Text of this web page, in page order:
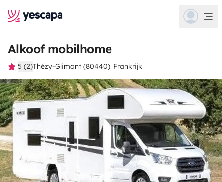
Alkoof mobilhome
5 (2)Thézy-Glimont (80440), Frankrijk